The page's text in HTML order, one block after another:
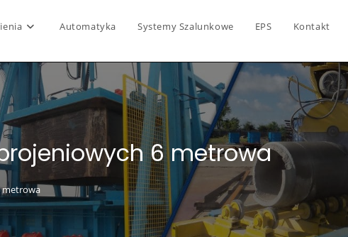
Automatyka Systemy Szalunkowe EPS Kontakt
6 metrowa
metrowa